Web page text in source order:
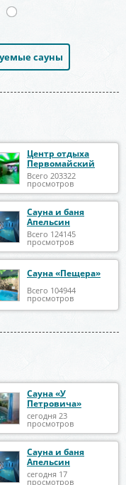
сауны
Центр отдыха
Первомайский
Всего 203322
просмотров
Сауна и баня
Апельсин
Всего 124145
просмотров
Сауна «Пещера»
Всего 104944
просмотров
Сауна «У
Петровича»
сегодня 23
просмотров
Сауна и баня
Апельсин
сегодня 17
просмотров